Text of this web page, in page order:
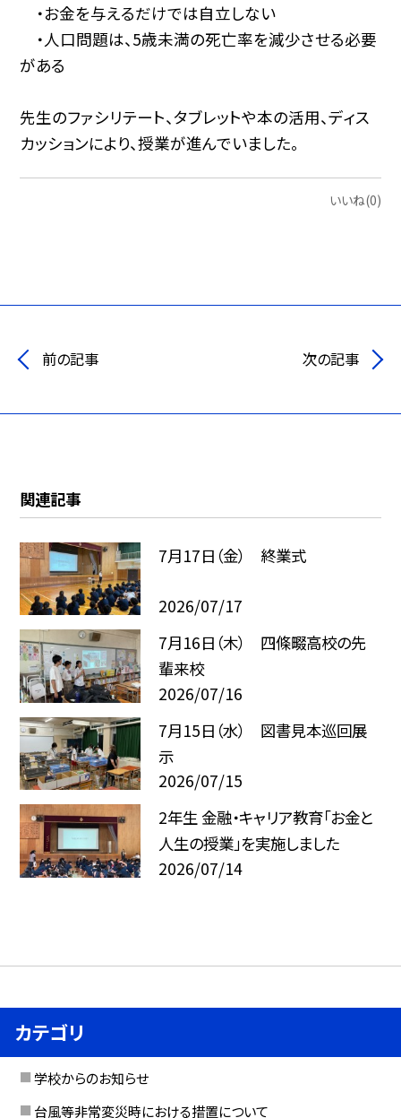
・お金を与えるだけでは自立しない
・人口問題は、5歳未満の死亡率を減少させる必要
がある
先生のファシリテート、タブレットや本の活用、ディス
カッションにより、授業が進んでいました。
いいね(0)
前の記事 次の記事
関連記事
7月17日（金） 終業式
2026/07/17
7月16日（木） 四條畷高校の先
輩来校
2026/07/16
7月15日（水） 図書見本巡回展
示
2026/07/15
2年生 金融・キャリア教育「お金と
人生の授業」を実施しました
2026/07/14
カテゴリ
学校からのお知らせ
台風等非常変災時における措置について